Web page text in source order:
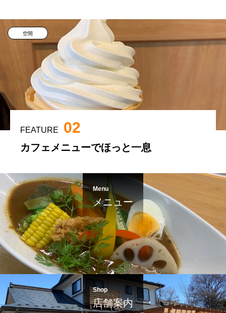
空間
FEATURE 02
カフェメニューでほっと一息
Menu
メニュー
Shop
店舗案内